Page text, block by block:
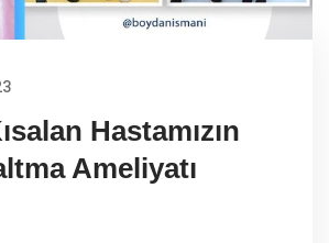
Hastamızın
Ameliyatı